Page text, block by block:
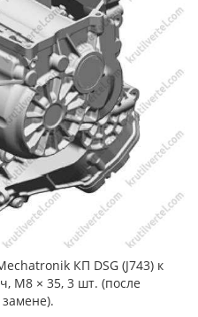
КП DSG (J743) к
M8 × 35, 3 шт. (после